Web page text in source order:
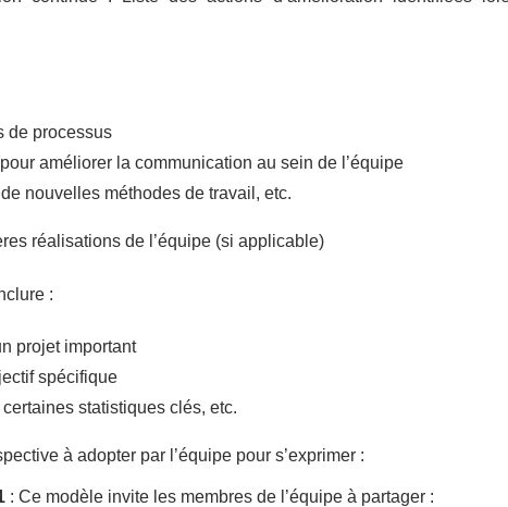
de processus
améliorer la communication au sein de l’équipe
nouvelles méthodes de travail, etc.
réalisations de l’équipe (si applicable)
:
projet important
spécifique
certaines statistiques clés, etc.
à adopter par l’équipe pour s’exprimer :
: Ce modèle invite les membres de l’équipe à partager :